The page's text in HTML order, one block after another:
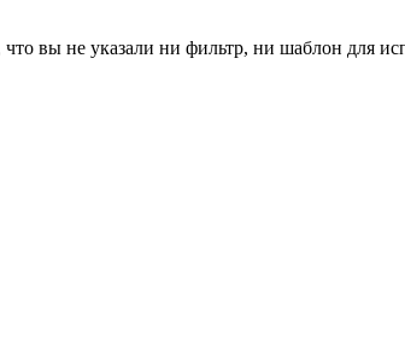
вы не указали ни фильтр, ни шаблон для